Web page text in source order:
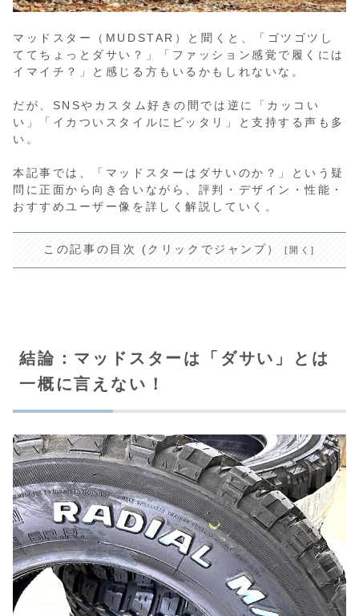
マッドスター（MUDSTAR）と聞くと、「ゴツゴツし
ててちょっとダサい？」「ファッション感覚で履くには
イマイチ？」と感じる方もいるかもしれないな。
だが、SNSやカスタム好きの間では逆に「カッコい
い」「イカついスタイルにピッタリ」と支持する声も多
い。
本記事では、「マッドスターはダサいのか？」という疑
問に正面から向き合いながら、評判・デザイン・性能・
おすすめユーザー像を詳しく解説していく。
この記事の目次 (クリックでジャンプ）
結論：マッドスターは「ダサい」とは
一概に言えない！